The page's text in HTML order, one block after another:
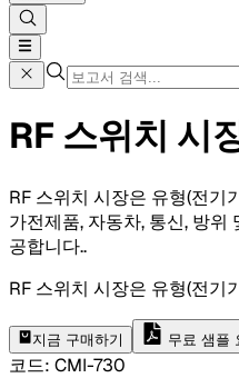
RF 스위치 시
RF 스위치 시장은 유형(전기
가전제품, 자동차, 통신, 방위
공합니다..
RF 스위치 시장은 유형(전기
지금 구매하기 무료 샘플
코드: CMI-730